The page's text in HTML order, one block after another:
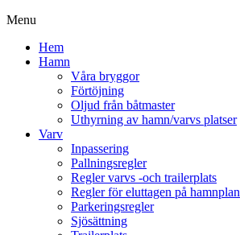
Menu
Hem
Hamn
Våra bryggor
Förtöjning
Oljud från båtmaster
Uthyrning av hamn/varvs platser
Varv
Inpassering
Pallningsregler
Regler varvs -och trailerplats
Regler för eluttagen på hamnplan
Parkeringsregler
Sjösättning